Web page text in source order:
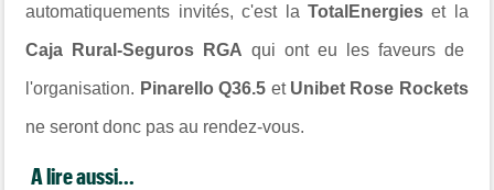
automatiquements invités, c'est la TotalEnergieset la
Caja Rural-Seguros RGA qui ont eu les faveurs de
l'organisation. Pinarello Q36.5 et Unibet Rose Rockets
ne seront donc pas au rendez-vous.
A lire aussi...